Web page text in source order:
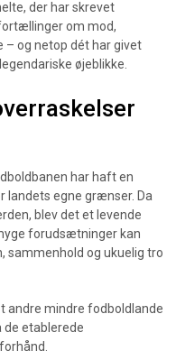
der har skrevet
om mod,
– og netop dét har givet
øjeblikke.
har haft en
landets egne grænser. Da
blev det et levende
forudsætninger kan
sammenhold og ukuelig tro
andre mindre fodboldlande
de etablerede